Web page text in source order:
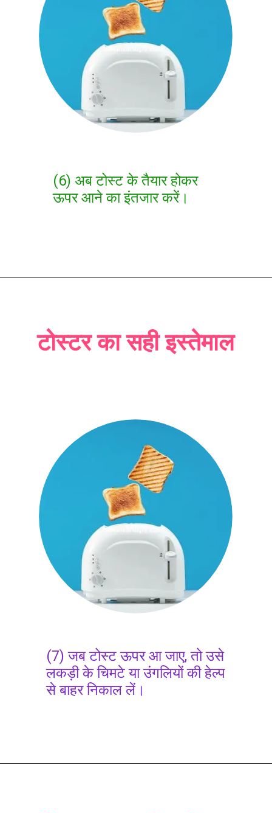
(6) अब टोस्ट के तैयार होकर
ऊपर आने का इंतजार करें।
टोस्टर का सही इस्तेमाल
(7) जब टोस्ट ऊपर आ जाए, तो उसे
लकड़ी के चिमटे या उंगलियों की हेल्प
से बाहर निकाल लें।